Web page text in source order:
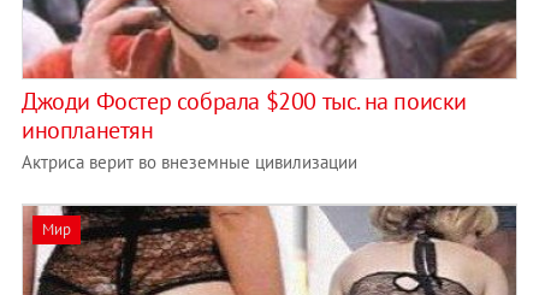
Джоди Фостер собрала $200 тыс. на поиски
инопланетян
Актриса верит во внеземные цивилизации
Мир